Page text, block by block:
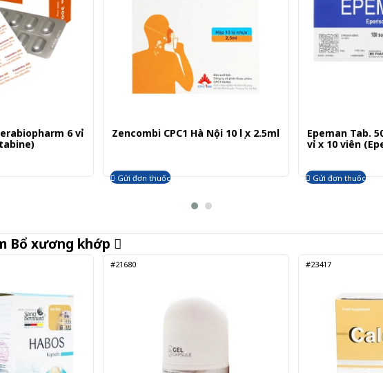
6 vỉ
Zencombi CPC1 Hà Nội 10 lọ x 2.5ml
Gửi đơn thuốc
Epeman Tab.
vỉ x 10 viên
Gửi đơn thuốc
Bổ xương khớp
#21680 #23417